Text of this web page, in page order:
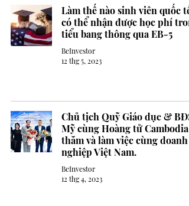
Làm thế nào sinh viên quốc tế
có thể nhận được học phí
tiểu bang thông qua EB-5
BeInvestor
12 thg 5, 2023
Chủ tịch Quỹ Giáo dục & BĐS
Mỹ cùng Hoàng tử Cambodia
thăm và làm việc cùng doanh
nghiệp Việt Nam.
BeInvestor
12 thg 4, 2023